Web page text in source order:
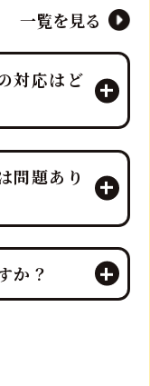
一覧を見る
対応はど
、ホテルレ
、雨天・悪
体制を確立
と、プロの
維持と衛生
タメと贅沢
問題あり
達人は、イ
ト性を保ち
てなしとし
か？